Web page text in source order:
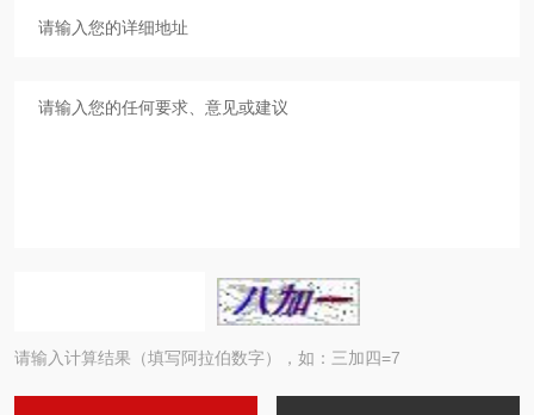
请输入计算结果（填写阿拉伯数字），如：三加四=7